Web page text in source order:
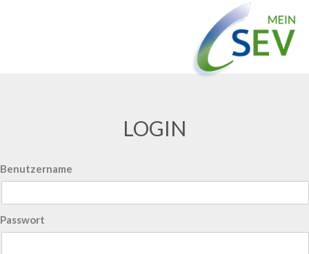
LOGIN
Benutzername
Passwort